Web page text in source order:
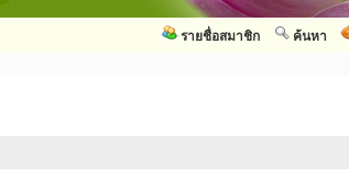
ค้นหา
รายชื่อสมาชิก